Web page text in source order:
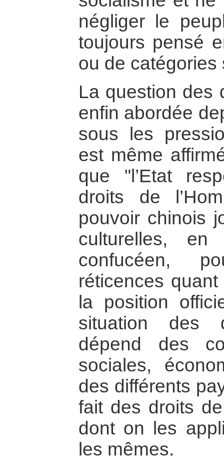
négliger le
toujours pensé
ou de catégories
La question des
enfin abordée
sous les
est même
que "l’Etat
droits de
pouvoir chinois
culturelles, en
confucéen,
réticences
la position
situation des
dépend des
sociales,
des différents
fait des droits
dont on les
les mêmes.